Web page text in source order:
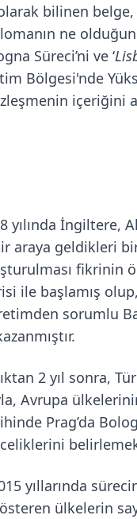
bilinen
ne
Süreci’ni ve ‘
Bölgesi'nde
içeriğini
yılında İngiltere,
araya geldikleri
fikrinin
ile başlamış
sorumlu
2 yıl sonra,
Avrupa
Prag’da
belirlemek
yıllarında
ülkelerin